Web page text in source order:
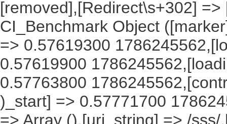
[removed],[Redirect\s+302]
CI_Benchmark Object
=> 0.57619300
0.57619900
0.57763800
)_start] => 0.57771700
=> Array (),[uri_string] => /